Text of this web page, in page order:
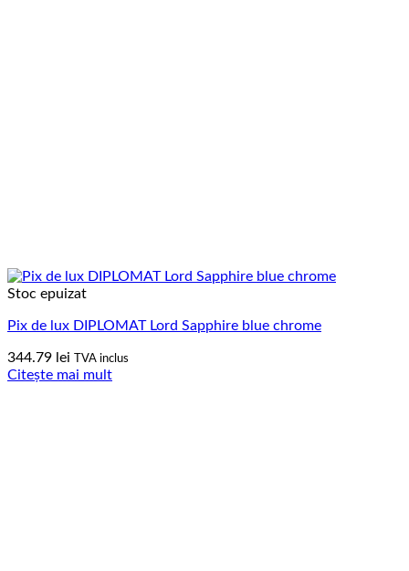
Stoc epuizat
Pix de lux DIPLOMAT Lord Sapphire blue chrome
344.79 lei TVA inclus
Citește mai mult